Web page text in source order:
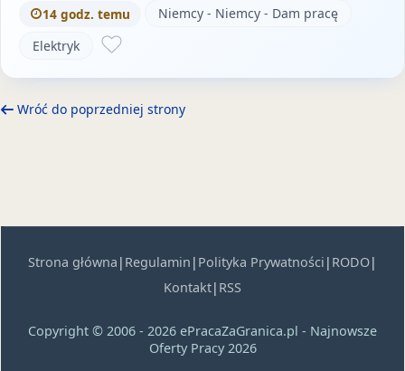
14 godz. temu
Niemcy - Niemcy - Dam pracę
Elektryk
Wróć do poprzedniej strony
Strona główna | Regulamin | Polityka Prywatności | RODO|
Kontakt| RSS
Copyright © 2006 - 2026 ePracaZaGranica.pl - Najnowsze
Oferty Pracy 2026